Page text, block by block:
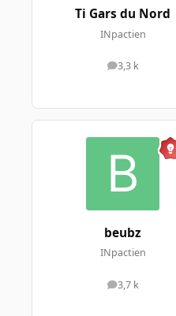
Ti Gars du Nord
INpactien
3,3 k
messages
beubz
INpactien
3,7 k
messages